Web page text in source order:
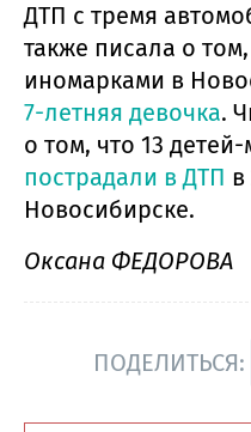
ДТП с тремя
также писала о
иномарками в
7-летняя девочка.
о том, что 13
пострадали в ДТП в
Новосибирске.
Оксана ФЕДОРОВА
ПОДЕЛИТЬСЯ: